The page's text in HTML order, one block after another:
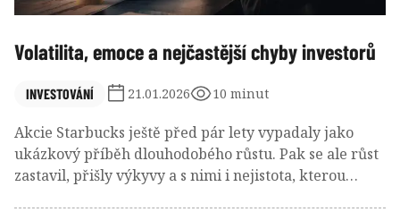
Volatilita, emoce a nejčastější chyby investorů
INVESTOVÁNÍ 21.01.2026 10 minut
Akcie Starbucks ještě před pár lety vypadaly jako
ukázkový příběh dlouhodobého růstu. Pak se ale růst
zastavil, přišly výkyvy a s nimi i nejistota, kterou